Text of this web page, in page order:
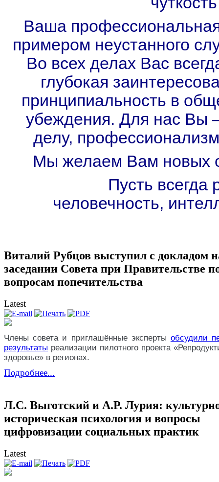
Ваша
примером неустанного
Во всех делах Вас
глубокая
принципиальность в
убеждения. Для нас Вы
делу,
Мы желаем Вам новых
Пусть
человечность,
Виталий Рубцов выступил с докладом
заседании Совета при Правительстве
вопросам попечительства
Latest
Члены совета и приглашённые эксперты обсудили
результаты реализации пилотного проекта
здоровье» в регионах.
Подробнее...
Л.С. Выготский и А.Р. Лурия:
историческая психология и вопросы
цифровизации социальных практик
Latest